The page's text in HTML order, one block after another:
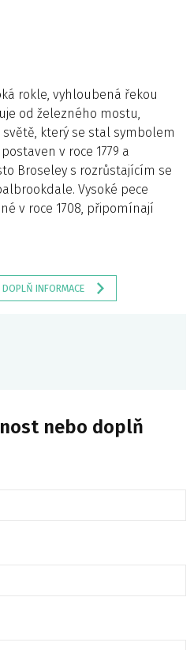
rokle, vyhloubená řekou
od železného mostu,
který se stal symbolem
v roce 1779 a
Broseley s rozrůstajícím se
Vysoké pece
v roce 1708, připomínají
INFORMACE
nebo doplň